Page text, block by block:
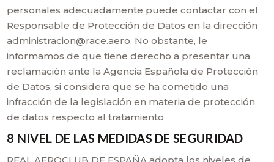
personales adecuadamente puede contactar con el
Responsable de Protección de Datos en la dirección
administracion@race.aero. No obstante, le
informamos de que tiene derecho a presentar una
reclamación ante la Agencia Española de Protección
de Datos, si considera que se ha cometido una
infracción de la legislación en materia de protección
de datos respecto al tratamiento
8 NIVEL DE LAS MEDIDAS DE SEGURIDAD